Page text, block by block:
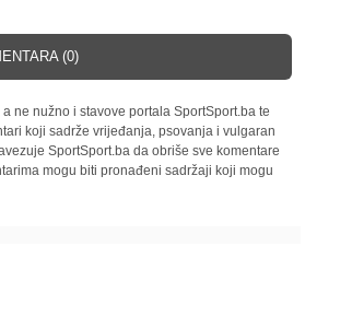
(0)
ne nužno i stavove portala SportSport.ba te
koji sadrže vrijeđanja, psovanja i vulgaran
SportSport.ba da obriše sve komentare
mogu biti pronađeni sadržaji koji mogu